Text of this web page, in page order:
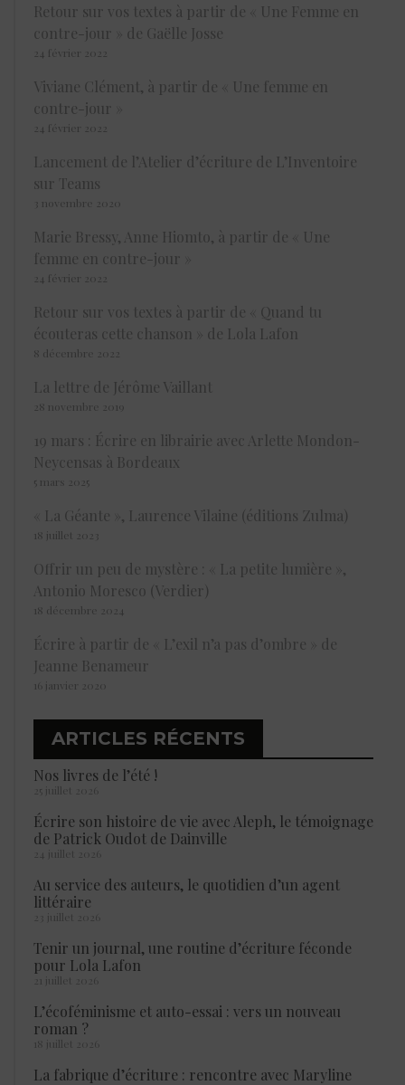
Retour sur vos textes à partir de « Une Femme en
contre-jour » de Gaëlle Josse
24 février 2022
Viviane Clément, à partir de « Une femme en
contre-jour »
24 février 2022
Lancement de l’Atelier d’écriture de L’Inventoire
sur Teams
3 novembre 2020
Marie Bressy, Anne Hiomto, à partir de « Une
femme en contre-jour »
24 février 2022
Retour sur vos textes à partir de « Quand tu
écouteras cette chanson » de Lola Lafon
8 décembre 2022
La lettre de Jérôme Vaillant
28 novembre 2019
19 mars : Écrire en librairie avec Arlette Mondon-
Neycensas à Bordeaux
5 mars 2025
« La Géante », Laurence Vilaine (éditions Zulma)
18 juillet 2023
Offrir un peu de mystère : « La petite lumière »,
Antonio Moresco (Verdier)
18 décembre 2024
Écrire à partir de « L’exil n’a pas d’ombre » de
Jeanne Benameur
16 janvier 2020
ARTICLES RÉCENTS
Nos livres de l’été !
25 juillet 2026
Écrire son histoire de vie avec Aleph, le témoignage
de Patrick Oudot de Dainville
24 juillet 2026
Au service des auteurs, le quotidien d’un agent
littéraire
23 juillet 2026
Tenir un journal, une routine d’écriture féconde
pour Lola Lafon
21 juillet 2026
L’écoféminisme et auto-essai : vers un nouveau
roman ?
18 juillet 2026
La fabrique d’écriture : rencontre avec Maryline